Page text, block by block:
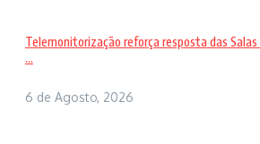
Telemonitorização reforça resposta das Salas
...
6 de Agosto, 2026